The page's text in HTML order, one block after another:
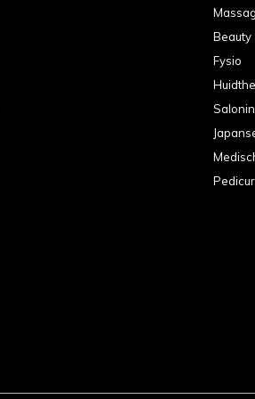
Beauty
Fysio